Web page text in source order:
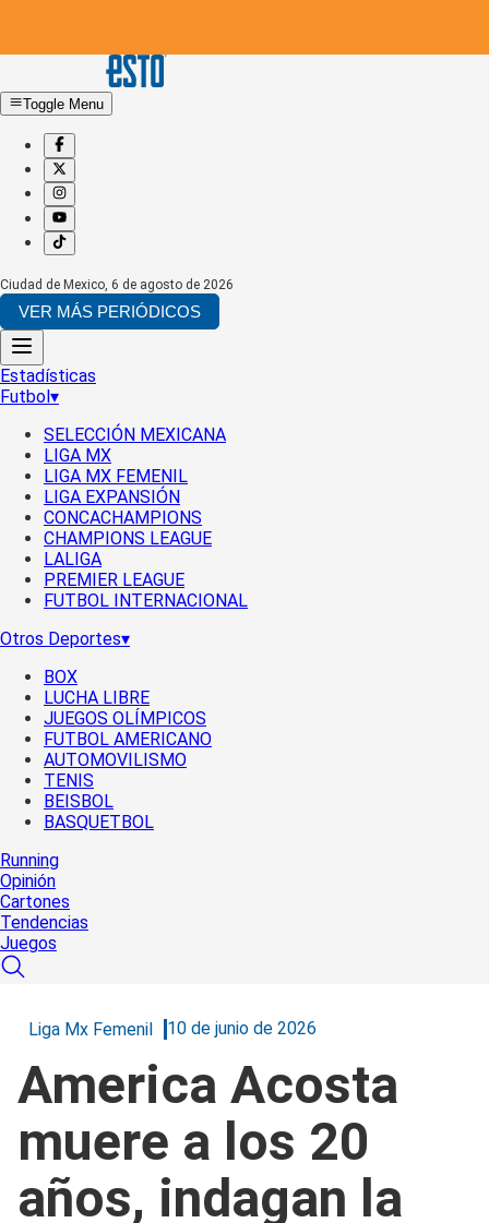
Toggle Menu
Ciudad de Mexico, 6 de agosto de 2026
VER MÁS PERIÓDICOS
Estadísticas
Futbol▾
SELECCIÓN MEXICANA
LIGA MX
LIGA MX FEMENIL
LIGA EXPANSIÓN
CONCACHAMPIONS
CHAMPIONS LEAGUE
LALIGA
PREMIER LEAGUE
FUTBOL INTERNACIONAL
Otros Deportes▾
BOX
LUCHA LIBRE
JUEGOS OLÍMPICOS
FUTBOL AMERICANO
AUTOMOVILISMO
TENIS
BEISBOL
BASQUETBOL
Running
Opinión
Cartones
Tendencias
Juegos
Liga Mx Femenil 10 de junio de 2026
America Acosta
muere a los 20
años, indagan la